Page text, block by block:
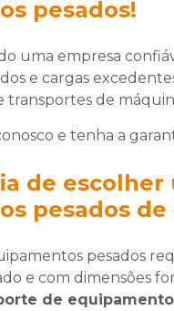
pesados!
uma empresa
e cargas
transportes de
e tenha a
de
pesados de
pesados
e com dimensões
de